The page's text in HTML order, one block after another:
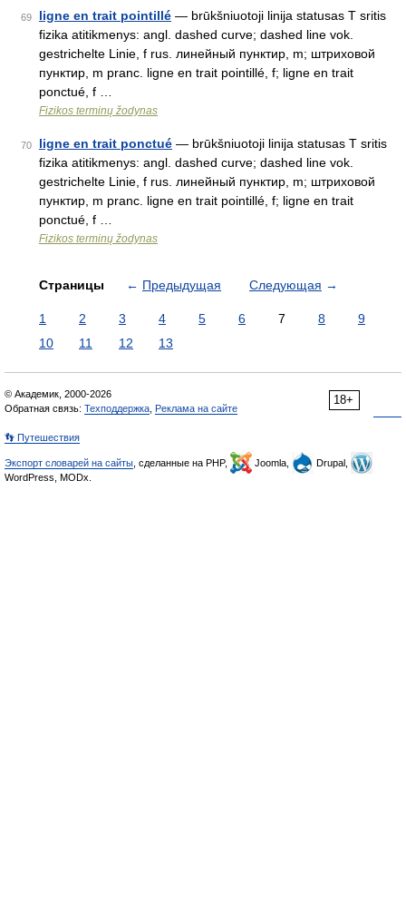
69 ligne en trait pointillé — brūkšniuotoji linija statusas T sritis
fizika atitikmenys: angl. dashed curve; dashed line vok.
gestrichelte Linie, f rus. линейный пунктир, m; штриховой
пунктир, m pranc. ligne en trait pointillé, f; ligne en trait
ponctué, f …
Fizikos terminų žodynas
70 ligne en trait ponctué — brūkšniuotoji linija statusas T sritis
fizika atitikmenys: angl. dashed curve; dashed line vok.
gestrichelte Linie, f rus. линейный пунктир, m; штриховой
пунктир, m pranc. ligne en trait pointillé, f; ligne en trait
ponctué, f …
Fizikos terminų žodynas
Страницы ← Предыдущая Следующая →
1 2 3 4 5 6 7 8
9
10
11 12 13
18+
© Академик, 2000-2026
Обратная связь: Техподдержка Реклама на сайте
👣 Путешествия
Экспорт словарей на сайты , сделанные на PHP, Joomla,
Drupal,
WordPress, MODx.